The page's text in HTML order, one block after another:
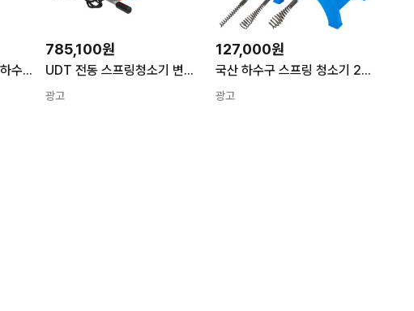
UDT 전동스프링청소기 하수구 배관 청소기 가정 식당 막힌곳 UD-70
785,100원
UDT 전동 스프링청소기 변기 하수구 하수도 배수관 청소
광고
127,000원
국산 하수구 스프링 청소기 20M 수동 배관청소 하수구 뚫는기계 관통기
광고